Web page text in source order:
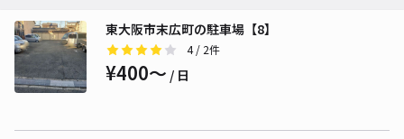
東大阪市末広町の駐車場【8】
4/ 2件
¥400〜 / 日